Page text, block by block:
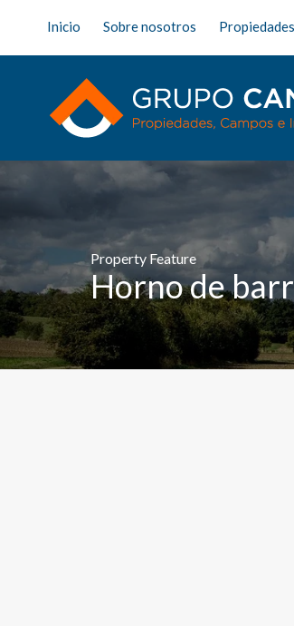
Inicio Sobre nosotros Propiedades
Property Feature
Horno de